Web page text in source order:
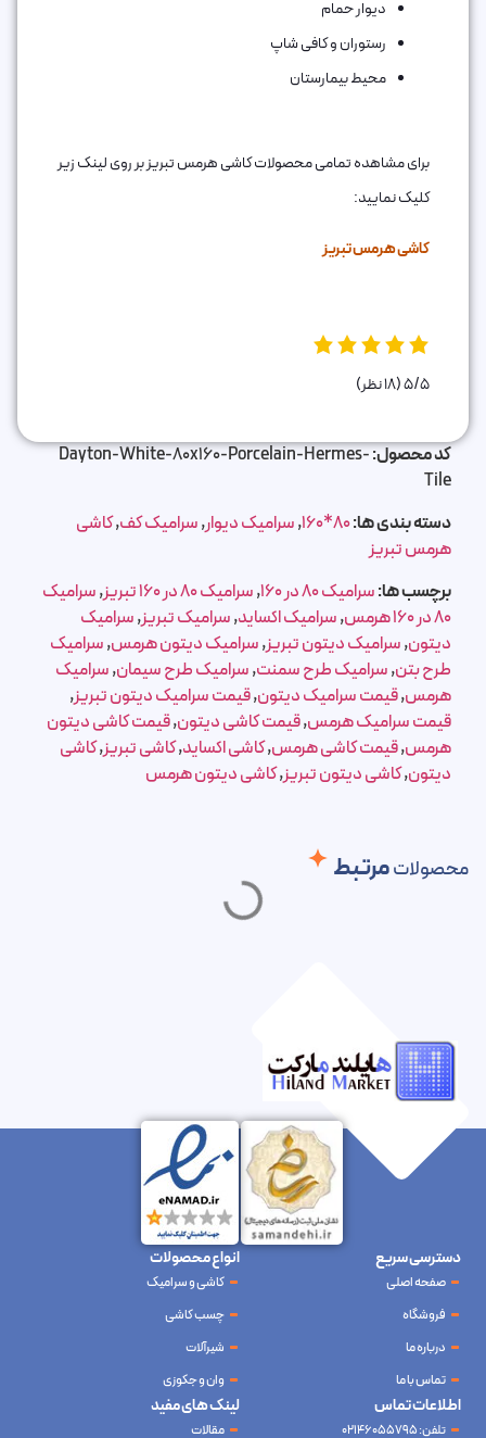
دیوار حمام
رستوران و کافی شاپ
محیط بیمارستان
برای مشاهده تمامی محصولات کاشی هرمس تبریز بر روی لینک زیر
کلیک نمایید:
کاشی هرمس تبریز
5/5(18 نظر)
کد محصول:Dayton-White-80x160-Porcelain-Hermes-
Tile
دسته بندی ها:80*160
,سرامیک دیوار,سرامیک کف,کاشی
هرمس تبریز
برچسب ها:سرامیک 80 در 160 ,سرامیک 80 در 160 تبریز ,سرامیک
80 در 160 هرمس
,سرامیک اکساید,سرامیک تبریز,سرامیک
دیتون,سرامیک دیتون تبریز,سرامیک دیتون هرمس,سرامیک
طرح بتن,سرامیک طرح سمنت,سرامیک طرح سیمان,سرامیک
هرمس,قیمت سرامیک دیتون,قیمت سرامیک دیتون تبریز,
قیمت سرامیک هرمس,قیمت کاشی دیتون,قیمت کاشی دیتون
هرمس,قیمت کاشی هرمس,کاشی اکساید,کاشی تبریز,کاشی
دیتون,کاشی دیتون تبریز,کاشی دیتون هرمس
محصولاتمرتبط
دسترسی سریع
صفحه اصلی
فروشگاه
درباره ما
تماس با ما
انواع محصولات
کاشی و سرامیک
چسب کاشی
شیرآلات
وان و جکوزی
لینک های مفید
مقالات
اطلاعات تماس
تلفن: 02146055795